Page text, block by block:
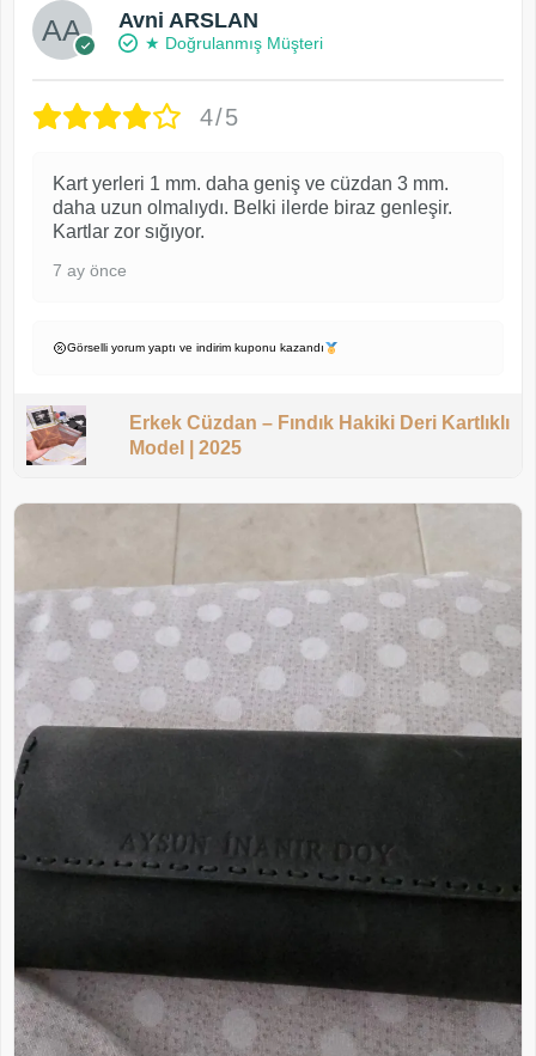
Avni ARSLAN
★ Doğrulanmış Müşteri
4/5
Kart yerleri 1 mm. daha geniş ve cüzdan 3 mm.
daha uzun olmalıydı. Belki ilerde biraz genleşir.
Kartlar zor sığıyor.
7 ay önce
Görselli yorum yaptı ve indirim kuponu kazandı
Erkek Cüzdan – Fındık Hakiki Deri Kartlıklı
Model | 2025